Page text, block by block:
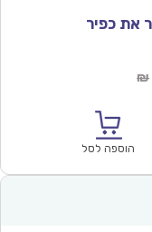
₪
הוספה לסל